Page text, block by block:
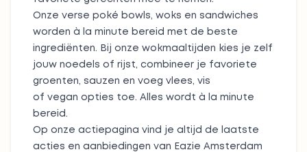
Onze verse poké bowls, woks en sandwiches
worden à la minute bereid met de beste
ingrediënten. Bij onze wokmaaltijden kies je zelf
jouw noedels of rijst, combineer je favoriete
groenten, sauzen en voeg vlees, vis
of vegan opties toe. Alles wordt à la minute
bereid.
Op onze actiepagina vind je altijd de laatste
acties en aanbiedingen van Eazie Amsterdam